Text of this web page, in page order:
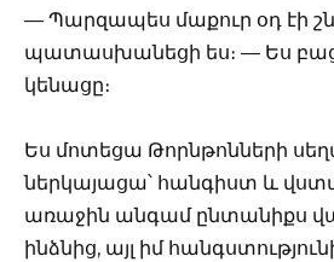
— Պարզապես մաքուր օդ էի
պատասխանեցի ես։ — Ես բաց
կենացը։
Ես մոտեցա Թորնթոնների
ներկայացա՝ հանգիստ և
առաջին անգամ ընտանիքս
ինձնից, այլ իմ